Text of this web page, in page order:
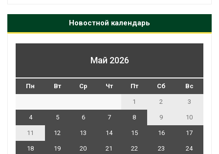
Новостной календарь
Май 2026
Пн Вт Ср Чт Пт Сб Вс
1 2 3
4 5 6 7 8 9 10
11 12 13 14 15 16 17
18 19 20 21 22 23 24